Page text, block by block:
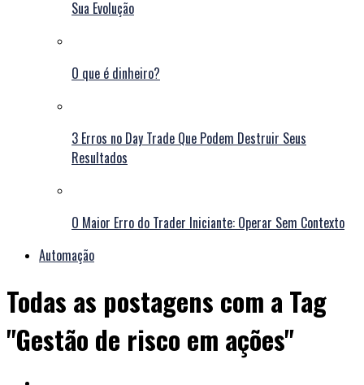
Sua Evolução
O que é dinheiro?
3 Erros no Day Trade Que Podem Destruir Seus
Resultados
O Maior Erro do Trader Iniciante: Operar Sem Contexto
Automação
Todas as postagens com a Tag
"Gestão de risco em ações"